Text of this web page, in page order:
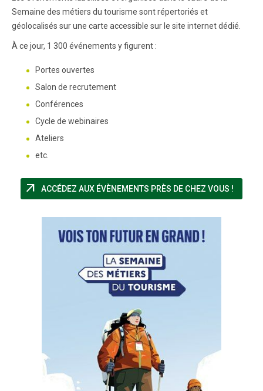
Semaine des métiers du tourisme sont répertoriés et
géolocalisés sur une carte accessible sur le site internet dédié.
À ce jour, 1 300 événements y figurent :
Portes ouvertes
Salon de recrutement
Conférences
Cycle de webinaires
Ateliers
etc.
arrow_outward ACCÉDEZ AUX ÉVÈNEMENTS PRÈS DE CHEZ VOUS !